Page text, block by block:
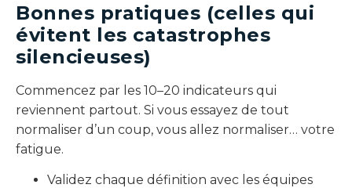
Bonnes pratiques (celles qui
évitent les catastrophes
silencieuses)
Commencez par les 10–20 indicateurs qui
reviennent partout. Si vous essayez de tout
normaliser d’un coup, vous allez normaliser… votre
fatigue.
Validez chaque définition avec les équipes